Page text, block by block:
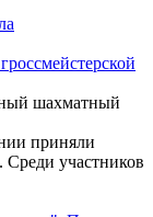
шахматный
приняли
Среди участников